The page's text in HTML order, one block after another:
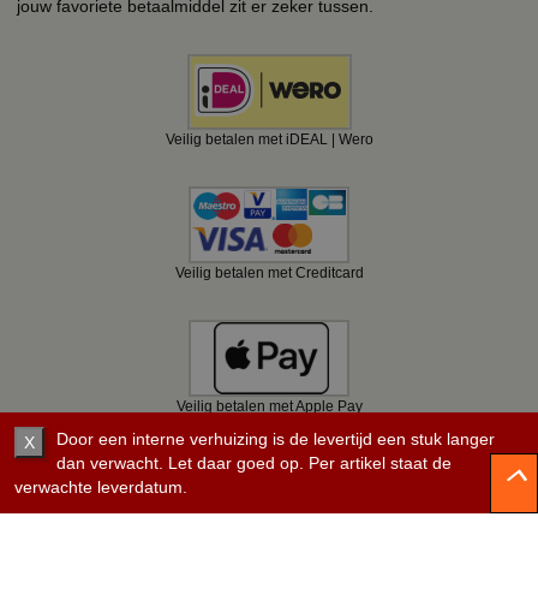
jouw favoriete betaalmiddel zit er zeker tussen.
Veilig betalen met iDEAL | Wero
Veilig betalen met Creditcard
Veilig betalen met Apple Pay
X
Door een interne verhuizing is de levertijd een stuk langer
dan verwacht. Let daar goed op. Per artikel staat de
verwachte leverdatum.